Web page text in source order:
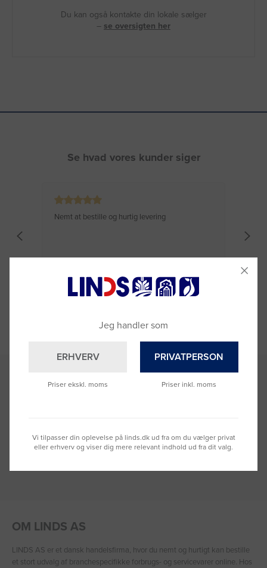
Du kan også kontakte din lokale sælger
– se oversigten her
Se hvad vores kunder siger
Nemt at bestille og hurtig levering
JA TAK!
OM LINDS AS
LINDS AS er et dansk handelsfirma, hvor du nemt og hurtigt kan bestille
et stort udvalg af branchespecifikke forbrugs- og servicevarer online. Hos
Jeg handler som
ERHVERV
Priser ekskl. moms
PRIVATPERSON
Priser inkl. moms
Vi tilpasser din oplevelse på linds.dk ud fra om du vælger privat
eller erhverv og viser dig mere relevant indhold ud fra dit valg.